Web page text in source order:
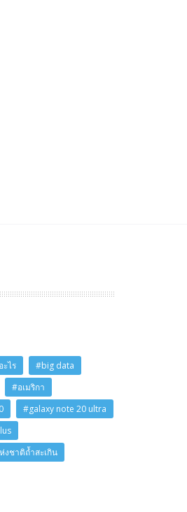
ไร
#big data
#อเมริกา
#galaxy note 20 ultra
ชาติถ้ำสะเกิน